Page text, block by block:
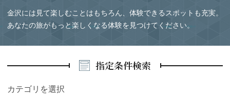
金沢には見て楽しむことはもちろん、体験できるスポットも充実。
あなたの旅がもっと楽しくなる体験を見つけてください。
指定条件検索
カテゴリを選択